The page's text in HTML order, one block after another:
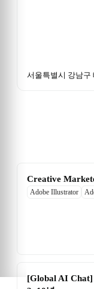
서울특별시 강남구
Creative
Adobe Illustrator
[Global AI Chat]